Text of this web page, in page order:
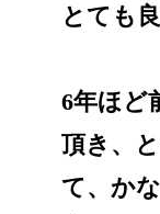
とても
6年ほど
頂き、
て、か